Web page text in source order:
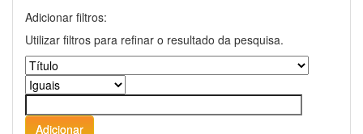
Adicionar filtros:
Utilizar filtros para refinar o resultado da pesquisa.